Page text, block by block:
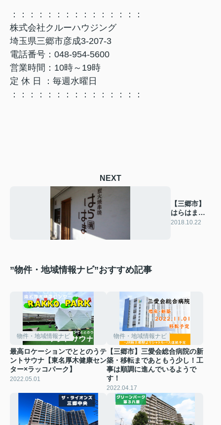
：：：：：：：：：：：：：：：
株式会社クルーハウジング
埼玉県三郷市彦成3-207-3
電話番号：048-954-5600
営業時間：10時～19時
定 休 日 ：毎週水曜日
：：：：：：：：：：：：：：：
NEXT
【三郷市】
はらはま
居酒屋
2018.10.22
”物件・地域情報ナビ”おすすめ記事
物件・地域情報ナビ
最高ロケーションでととのうテ
ントサウナ【東名厚木健康セン
ター×ラッコパーク】
2022.05.01
物件・地域情報ナビ
【三郷市】三愛会総合病院の新
築・移転まであともう少し！工
事は順調に進んでいるようで
す！
2022.04.17